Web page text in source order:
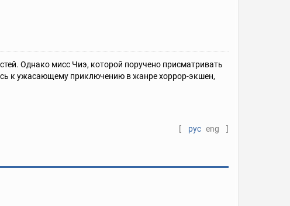
Однако мисс Чиэ, которой поручено присматривать
к ужасающему приключению в жанре хоррор-экшен,
[
рус eng ]